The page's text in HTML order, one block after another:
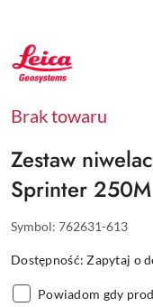
NAZWA
PRODUCENTA:
LEICA
Brak towaru
Zestaw
Sprinter 250M
Symbol: 762631-613
Dostępność:Zapytaj o
Powiadom gdy